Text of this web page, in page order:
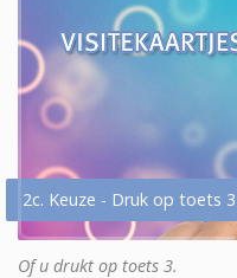
2c. Keuze - Druk op toets
Of u drukt op toets 3.